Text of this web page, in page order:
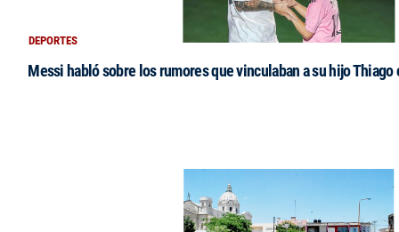
DEPORTES
Messi habló sobre los rumores que vinculaban a su hijo Thiago